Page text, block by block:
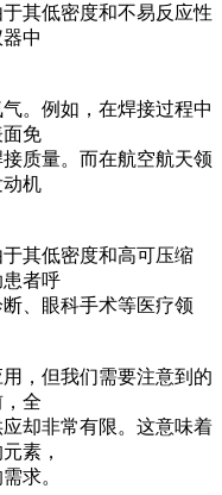
其低密度和不易反应性
中
。例如，在焊接过程中
免
质量。而在航空航天领
机
其低密度和高可压缩
者呼
、眼科手术等医疗领
，但我们需要注意到的
全
却非常有限。这意味着
素，
求。